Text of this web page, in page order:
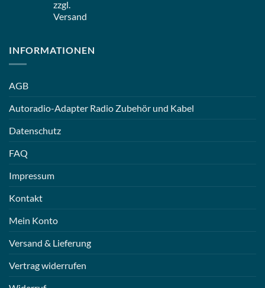
zzgl.
Versand
INFORMATIONEN
AGB
Autoradio-Adapter Radio Zubehör und Kabel
Datenschutz
FAQ
Impressum
Kontakt
Mein Konto
Versand & Lieferung
Vertrag widerrufen